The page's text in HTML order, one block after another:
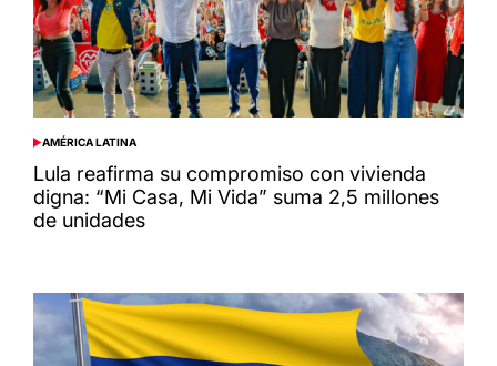
POSTED
IN
AMÉRICA LATINA
Lula reafirma su compromiso con vivienda
digna: “Mi Casa, Mi Vida” suma 2,5 millones
de unidades